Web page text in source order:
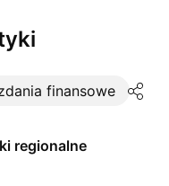
finansowe
regionalne